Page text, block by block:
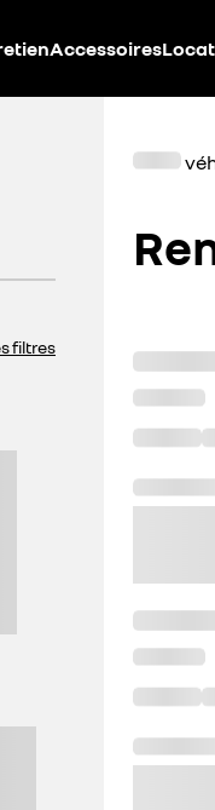
Accessoires
filtres